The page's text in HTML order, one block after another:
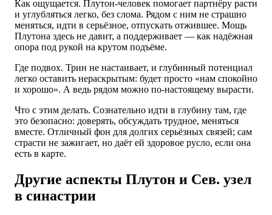
Как ощущается. Плутон-человек помогает партнёру расти
и углубляться легко, без слома. Рядом с ним не страшно
меняться, идти в серьёзное, отпускать отжившее. Мощь
Плутона здесь не давит, а поддерживает — как надёжная
опора под рукой на крутом подъёме.
Где подвох. Трин не настаивает, и глубинный потенциал
легко оставить нераскрытым: будет просто «нам спокойно
и хорошо». А ведь рядом можно по-настоящему вырасти.
Что с этим делать. Сознательно идти в глубину там, где
это безопасно: доверять, обсуждать трудное, меняться
вместе. Отличный фон для долгих серьёзных связей; сам
страсти не зажигает, но даёт ей здоровое русло, если она
есть в карте.
Другие аспекты Плутон и Сев. узел
в синастрии